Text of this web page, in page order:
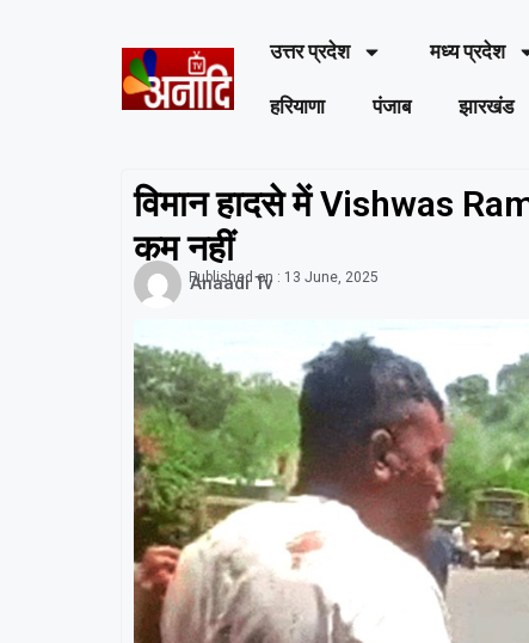
उत्तर प्रदेश मध्य प्रदेश
हरियाणा पंजाब झारखंड
विमान हादसे में Vishwas
कम नहीं
Anaadi Tv
Published on : 13 June, 2025